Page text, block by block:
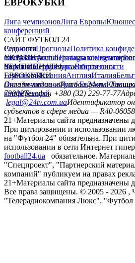
ЕВРОКУБКИ
Лига чемпионовЛига Европы
конференций
САЙТ ФУТБОЛ 24
РедакцияПрогнозыПолитика
сайтуКонтактыПравила
политикаСтруктура собственности
Соц. сети
facebookxyoutubeinstagramtelegramviber
УКРАИНА
УкраинаПервая лигаВторая лига
ЧЕМПИОНАТЫ
ГерманияИспанияАнглияИталия
ЕВРОКУБКИ
Лига чемпионовЛига Европы
конференций
Онлайн-медиа «Футбол 24»пл.
79008Телефон +380 (32) 229-77-77
legal@24tv.com.uaИдентификатор
субъектов в сфере медиа — R40-06058
21+Материалы сайта предназначены
При цитировании и использовании
на "Футбол 24" обязательна. При
использовании в сети Интернет
football24.ua
обязательное.
"Спецпроект", "Партнерский
компаний" публикуем на правах
21+Материалы сайта предназначены
Все права защищены. © 2005 - 2026 ,
"Телерадиокомпания Люкс". "Футбол